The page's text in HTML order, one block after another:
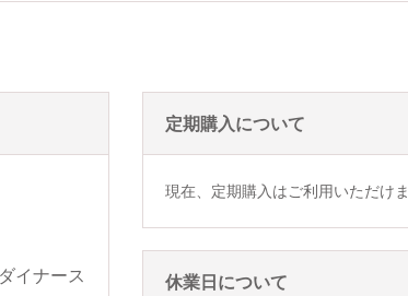
定期購入について
現在、定期購入はご利用いただけ
休業日について